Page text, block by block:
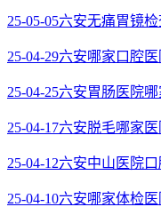
25-05-05六安无痛胃镜检
25-04-29六安哪家口腔医
25-04-25六安胃肠医院哪
25-04-17六安脱毛哪家医
25-04-12六安中山医院口
25-04-10六安哪家体检医